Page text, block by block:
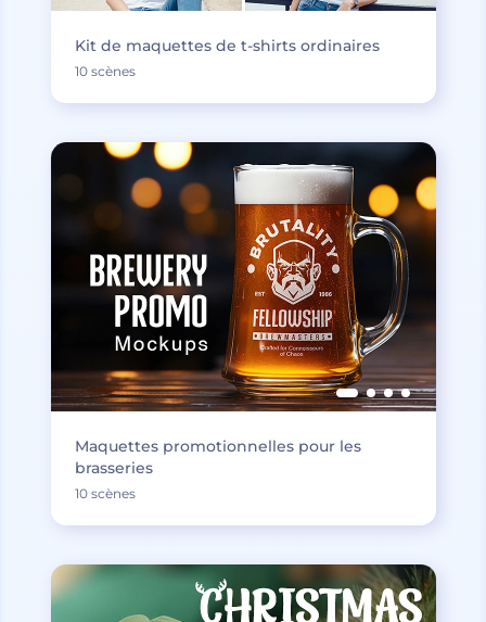
Kit de maquettes de t-shirts ordinaires
10 scènes
Maquettes promotionnelles pour les
brasseries
10 scènes